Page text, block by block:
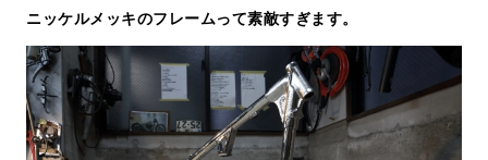
ニッケルメッキのフレームって素敵すぎます。